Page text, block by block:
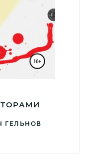
ГЕЛЬНОВ